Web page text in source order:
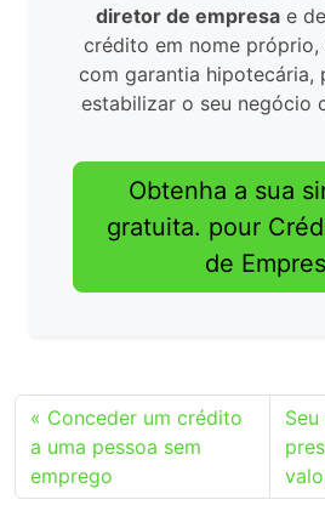
diretor de empresae
crédito em nome próprio,
com garantia hipotecária,
estabilizar o seu negócio
Obtenha a sua
gratuita. pour
de
Conceder um crédito
a uma pessoa sem
emprego